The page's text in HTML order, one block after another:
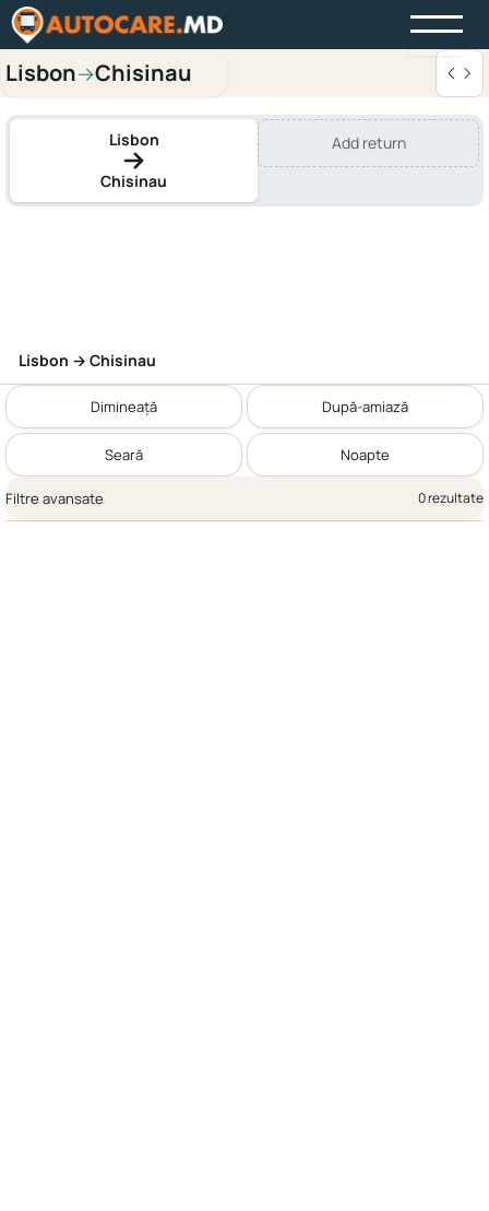
Lisbon→Chisinau
Lisbon
Chisinau
Add return
Lisbon → Chisinau
Dimineață După-amiază
Seară Noapte
Filtre avansate 0 rezultate